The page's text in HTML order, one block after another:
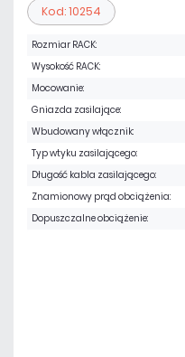
Kod: 10254
Rozmiar RACK:
Wysokość RACK:
Mocowanie:
Gniazda zasilające:
Wbudowany włącznik:
Typ wtyku zasilającego:
Długość kabla zasilającego:
Znamionowy prąd obciążenia:
Dopuszczalne obciążenie: